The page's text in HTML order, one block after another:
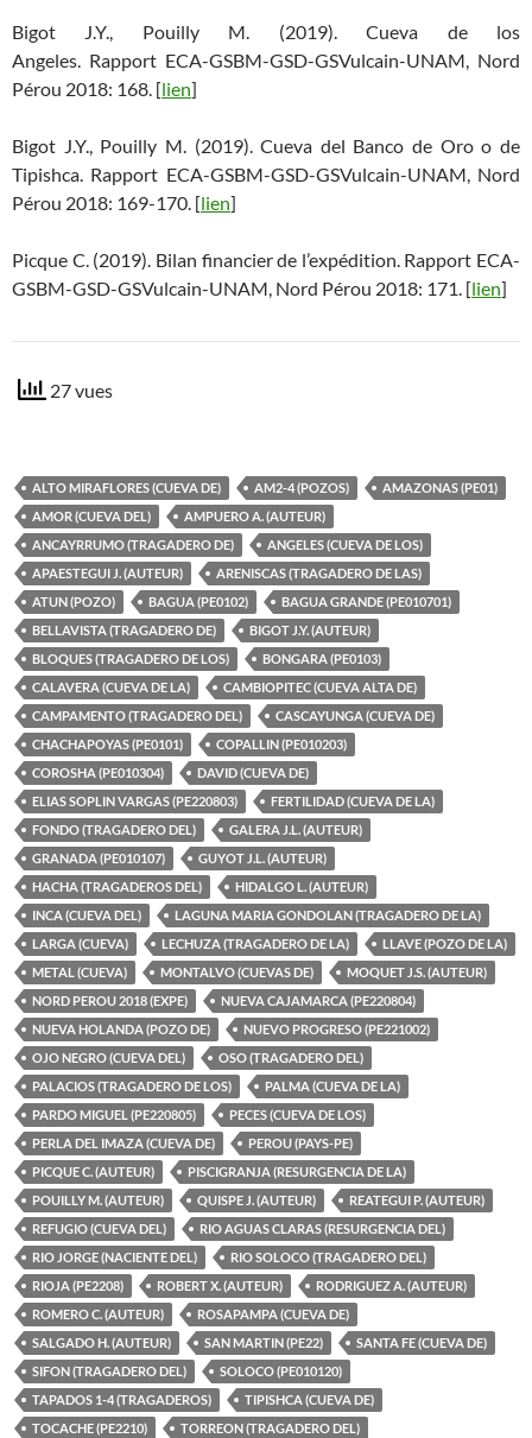
Bigot J.Y., Pouilly M. (2019). Cueva de los
Angeles. Rapport ECA-GSBM-GSD-GSVulcain-UNAM, Nord
Pérou 2018: 168. [lien]
Bigot J.Y., Pouilly M. (2019). Cueva del Banco de Oro o de
Tipishca. Rapport ECA-GSBM-GSD-GSVulcain-UNAM, Nord
Pérou 2018: 169-170. [lien]
Picque C. (2019). Bilan financier de l’expédition. Rapport ECA-
GSBM-GSD-GSVulcain-UNAM, Nord Pérou 2018: 171. [lien]
27 vues
ALTO MIRAFLORES (CUEVA DE) AM2-4 (POZOS)
AMAZONAS (PE01)
AMOR (CUEVA DEL)
AMPUERO A. (AUTEUR)
ANCAYRRUMO (TRAGADERO DE)
ANGELES (CUEVA DE LOS)
APAESTEGUI J. (AUTEUR)
ARENISCAS (TRAGADERO DE LAS)
ATUN (POZO)
BAGUA (PE0102)
BAGUA GRANDE (PE010701)
BELLAVISTA (TRAGADERO DE)
BIGOT J.Y. (AUTEUR)
BLOQUES (TRAGADERO DE LOS)
BONGARA (PE0103)
CALAVERA (CUEVA DE LA)
CAMBIOPITEC (CUEVA ALTA DE)
CAMPAMENTO (TRAGADERO DEL)
CASCAYUNGA (CUEVA DE)
CHACHAPOYAS (PE0101)
COPALLIN (PE010203)
COROSHA (PE010304)
DAVID (CUEVA DE)
ELIAS SOPLIN VARGAS (PE220803)
FERTILIDAD (CUEVA DE LA)
FONDO (TRAGADERO DEL)
GALERA J.L. (AUTEUR)
GRANADA (PE010107)
GUYOT J.L. (AUTEUR)
HACHA (TRAGADEROS DEL)
HIDALGO L. (AUTEUR)
INCA (CUEVA DEL)
LAGUNA MARIA GONDOLAN (TRAGADERO DE LA)
LARGA (CUEVA)
LECHUZA (TRAGADERO DE LA)
LLAVE (POZO DE LA)
METAL (CUEVA)
MONTALVO (CUEVAS DE)
MOQUET J.S. (AUTEUR)
NORD PEROU 2018 (EXPE)
NUEVA CAJAMARCA (PE220804)
NUEVA HOLANDA (POZO DE)
NUEVO PROGRESO (PE221002)
OJO NEGRO (CUEVA DEL)
OSO (TRAGADERO DEL)
PALACIOS (TRAGADERO DE LOS)
PALMA (CUEVA DE LA)
PARDO MIGUEL (PE220805)
PECES (CUEVA DE LOS)
PERLA DEL IMAZA (CUEVA DE)
PEROU (PAYS-PE)
PICQUE C. (AUTEUR)
PISCIGRANJA (RESURGENCIA DE LA)
POUILLY M. (AUTEUR)
QUISPE J. (AUTEUR)
REATEGUI P. (AUTEUR)
REFUGIO (CUEVA DEL)
RIO AGUAS CLARAS (RESURGENCIA DEL)
RIO JORGE (NACIENTE DEL)
RIO SOLOCO (TRAGADERO DEL)
RIOJA (PE2208)
ROBERT X. (AUTEUR)
RODRIGUEZ A. (AUTEUR)
ROMERO C. (AUTEUR)
ROSAPAMPA (CUEVA DE)
SALGADO H. (AUTEUR)
SAN MARTIN (PE22)
SANTA FE (CUEVA DE)
SIFON (TRAGADERO DEL)
SOLOCO (PE010120)
TAPADOS 1-4 (TRAGADEROS)
TIPISHCA (CUEVA DE)
TOCACHE (PE2210)
TORREON (TRAGADERO DEL)